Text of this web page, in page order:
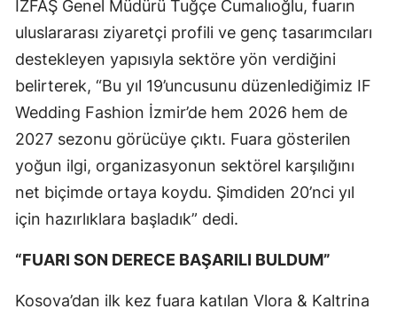
İZFAŞ Genel Müdürü Tuğçe Cumalıoğlu, fuarın
uluslararası ziyaretçi profili ve genç tasarımcıları
destekleyen yapısıyla sektöre yön verdiğini
belirterek, “Bu yıl 19’uncusunu düzenlediğimiz IF
Wedding Fashion İzmir’de hem 2026 hem de
2027 sezonu görücüye çıktı. Fuara gösterilen
yoğun ilgi, organizasyonun sektörel karşılığını
net biçimde ortaya koydu. Şimdiden 20’nci yıl
için hazırlıklara başladık” dedi.
“FUARI SON DERECE BAŞARILI BULDUM”
Kosova’dan ilk kez fuara katılan Vlora & Kaltrina